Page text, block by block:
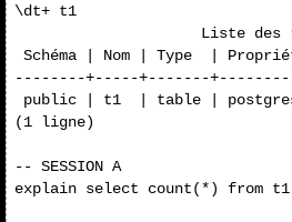
\dt+ t1
Liste des
Schéma | Nom | Type  |
--------+-----+-------
public | t1  | table |
(1 ligne)
-- SESSION A
explain select count(*) from